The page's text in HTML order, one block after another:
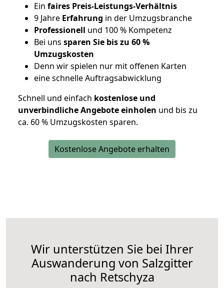
Ein faires Preis-Leistungs-Verhältnis
9 Jahre Erfahrung in der Umzugsbranche
Professionell und 100 % Kompetenz
Bei uns sparen Sie bis zu 60 %
Umzugskosten
Denn wir spielen nur mit offenen Karten
eine schnelle Auftragsabwicklung
Schnell und einfach kostenlose und
unverbindliche Angebote einholen und bis zu
ca. 60 % Umzugskosten sparen.
Kostenlose Angebote erhalten
Wir unterstützen Sie bei Ihrer
Auswanderung von Salzgitter
nach Retschyza